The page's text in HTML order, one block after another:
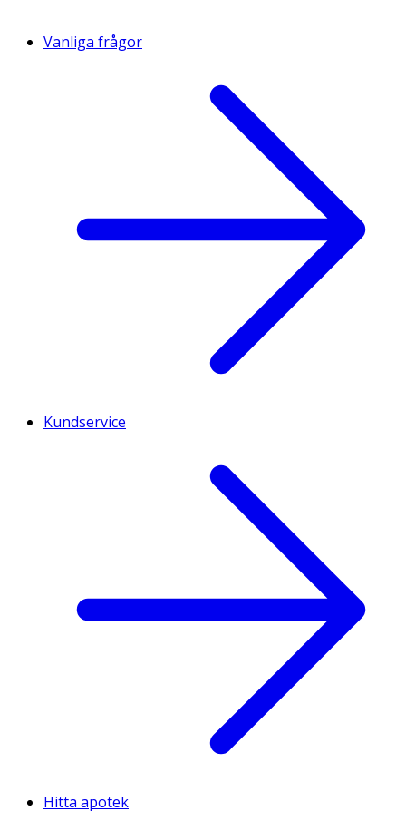
Vanliga frågor
Kundservice
Hitta apotek